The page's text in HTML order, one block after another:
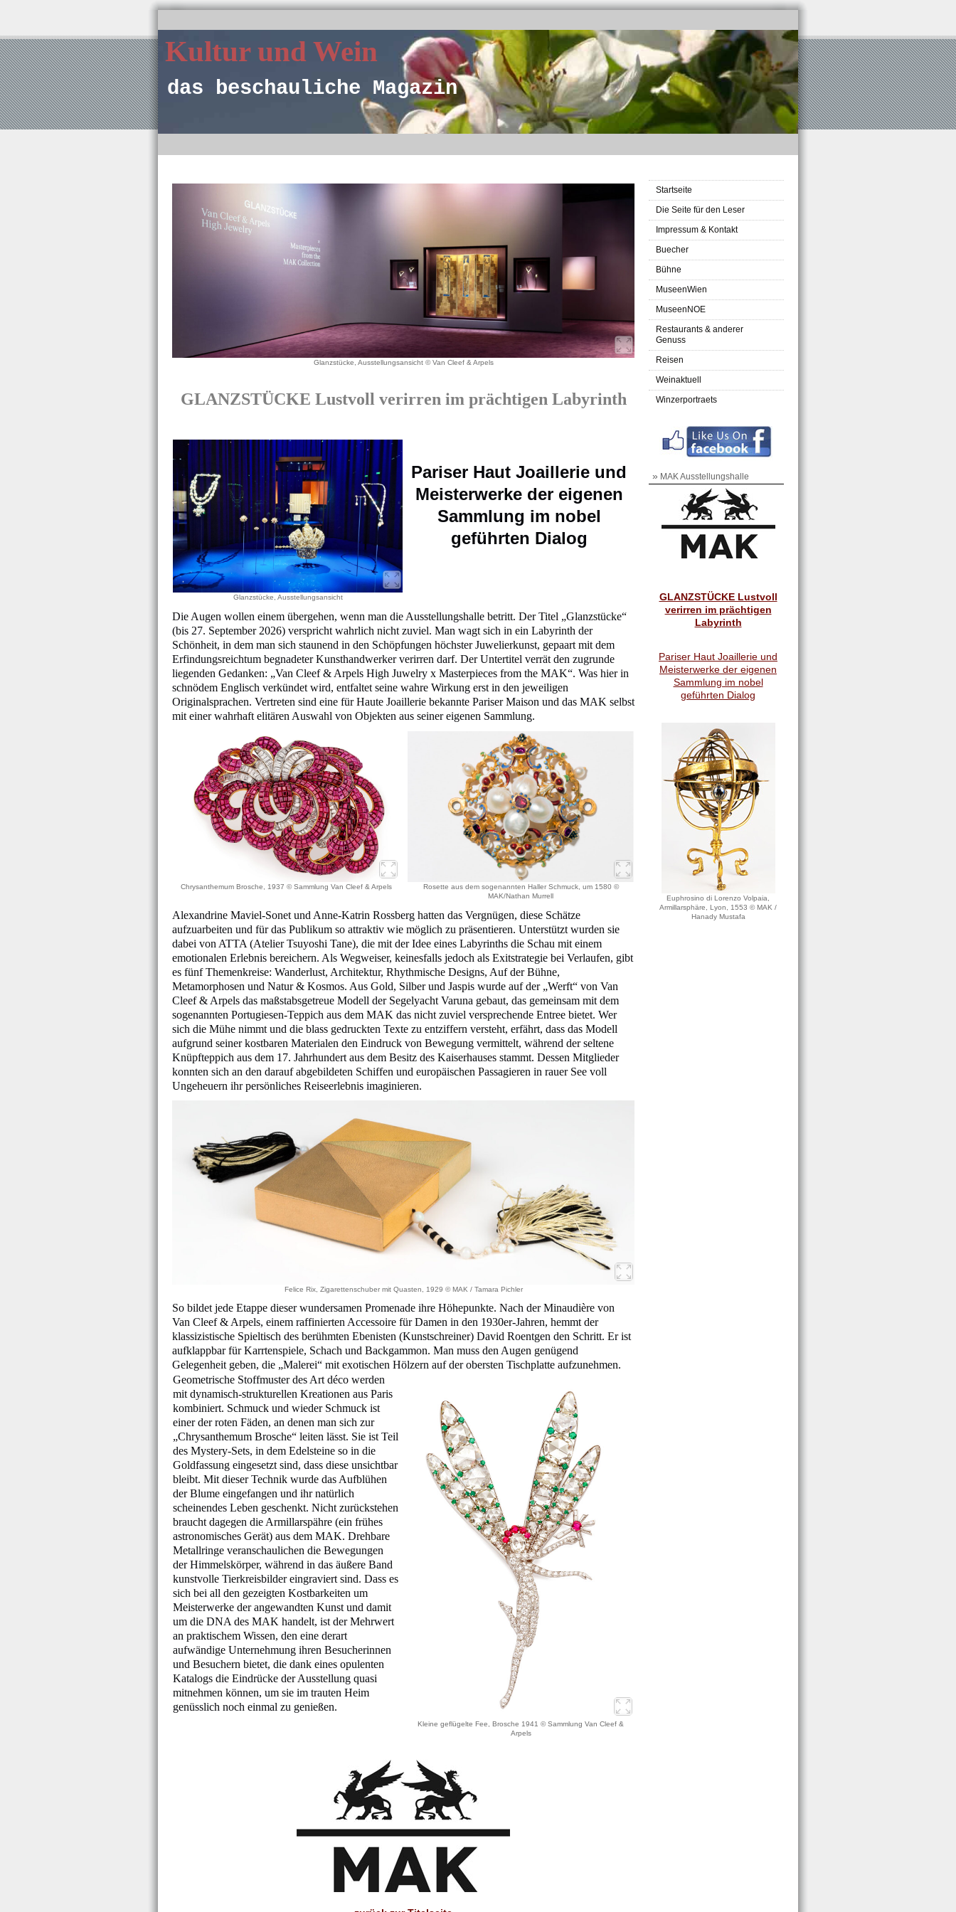
Kultur und Wein
das beschauliche Magazin
Startseite
Die Seite für den Leser
Impressum & Kontakt
Buecher
Bühne
MuseenWien
MuseenNOE
Restaurants & anderer
Genuss
Reisen
Weinaktuell
Winzerportraets
» MAK Ausstellungshalle
GLANZSTÜCKE Lustvoll
verirren im prächtigen
Labyrinth
Pariser Haut Joaillerie und
Meisterwerke der eigenen
Sammlung im nobel
geführten Dialog
Euphrosino di Lorenzo Volpaia,
Armillarsphäre, Lyon, 1553 © MAK /
Hanady Mustafa
Glanzstücke, Ausstellungsansicht © Van Cleef & Arpels
GLANZSTÜCKE Lustvoll verirren im prächtigen Labyrinth
Glanzstücke, Ausstellungsansicht
Pariser Haut Joaillerie und
Meisterwerke der eigenen
Sammlung im nobel
geführten Dialog
Die Augen wollen einem übergehen, wenn man die Ausstellungshalle betritt. Der Titel „Glanzstücke“
(bis 27. September 2026) verspricht wahrlich nicht zuviel. Man wagt sich in ein Labyrinth der
Schönheit, in dem man sich staunend in den Schöpfungen höchster Juwelierkunst, gepaart mit dem
Erfindungsreichtum begnadeter Kunsthandwerker verirren darf. Der Untertitel verrät den zugrunde
liegenden Gedanken: „Van Cleef & Arpels High Juwelry x Masterpieces from the MAK“. Was hier in
schnödem Englisch verkündet wird, entfaltet seine wahre Wirkung erst in den jeweiligen
Originalsprachen. Vertreten sind eine für Haute Joaillerie bekannte Pariser Maison und das MAK selbst
mit einer wahrhaft elitären Auswahl von Objekten aus seiner eigenen Sammlung.
Chrysanthemum Brosche, 1937 © Sammlung Van Cleef & Arpels
Rosette aus dem sogenannten Haller Schmuck, um 1580 ©
MAK/Nathan Murrell
Alexandrine Maviel-Sonet und Anne-Katrin Rossberg hatten das Vergnügen, diese Schätze
aufzuarbeiten und für das Publikum so attraktiv wie möglich zu präsentieren. Unterstützt wurden sie
dabei von ATTA (Atelier Tsuyoshi Tane), die mit der Idee eines Labyrinths die Schau mit einem
emotionalen Erlebnis bereichern. Als Wegweiser, keinesfalls jedoch als Exitstrategie bei Verlaufen, gibt
es fünf Themenkreise: Wanderlust, Architektur, Rhythmische Designs, Auf der Bühne,
Metamorphosen und Natur & Kosmos. Aus Gold, Silber und Jaspis wurde auf der „Werft“ von Van
Cleef & Arpels das maßstabsgetreue Modell der Segelyacht Varuna gebaut, das gemeinsam mit dem
sogenannten Portugiesen-Teppich aus dem MAK das nicht zuviel versprechende Entree bietet. Wer
sich die Mühe nimmt und die blass gedruckten Texte zu entziffern versteht, erfährt, dass das Modell
aufgrund seiner kostbaren Materialen den Eindruck von Bewegung vermittelt, während der seltene
Knüpfteppich aus dem 17. Jahrhundert aus dem Besitz des Kaiserhauses stammt. Dessen Mitglieder
konnten sich an den darauf abgebildeten Schiffen und europäischen Passagieren in rauer See voll
Ungeheuern ihr persönliches Reiseerlebnis imaginieren.
Felice Rix, Zigarettenschuber mit Quasten, 1929 © MAK / Tamara Pichler
So bildet jede Etappe dieser wundersamen Promenade ihre Höhepunkte. Nach der Minaudière von
Van Cleef & Arpels, einem raffinierten Accessoire für Damen in den 1930er-Jahren, hemmt der
klassizistische Spieltisch des berühmten Ebenisten (Kunstschreiner) David Roentgen den Schritt. Er ist
aufklappbar für Karrtenspiele, Schach und Backgammon. Man muss den Augen genügend
Gelegenheit geben, die „Malerei“ mit exotischen Hölzern auf der obersten Tischplatte aufzunehmen.
Geometrische Stoffmuster des Art déco werden
mit dynamisch-strukturellen Kreationen aus Paris
kombiniert. Schmuck und wieder Schmuck ist
einer der roten Fäden, an denen man sich zur
„Chrysanthemum Brosche“ leiten lässt. Sie ist Teil
des Mystery-Sets, in dem Edelsteine so in die
Goldfassung eingesetzt sind, dass diese unsichtbar
bleibt. Mit dieser Technik wurde das Aufblühen
der Blume eingefangen und ihr natürlich
scheinendes Leben geschenkt. Nicht zurückstehen
braucht dagegen die Armillarspähre (ein frühes
astronomisches Gerät) aus dem MAK. Drehbare
Metallringe veranschaulichen die Bewegungen
der Himmelskörper, während in das äußere Band
kunstvolle Tierkreisbilder eingraviert sind. Dass es
sich bei all den gezeigten Kostbarkeiten um
Meisterwerke der angewandten Kunst und damit
um die DNA des MAK handelt, ist der Mehrwert
an praktischem Wissen, den eine derart
aufwändige Unternehmung ihren Besucherinnen
und Besuchern bietet, die dank eines opulenten
Katalogs die Eindrücke der Ausstellung quasi
mitnehmen können, um sie im trauten Heim
genüsslich noch einmal zu genießen.
Kleine geflügelte Fee, Brosche 1941 © Sammlung Van Cleef &
Arpels